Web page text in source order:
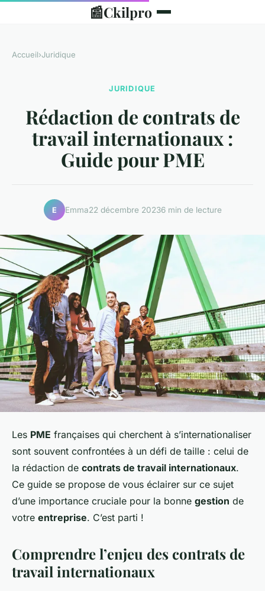
📰Ckilpro
Accueil›Juridique
JURIDIQUE
Rédaction de contrats de
travail internationaux :
Guide pour PME
E Emma22 décembre 20236 min de lecture
Les PME françaises qui cherchent à s’internationaliser
sont souvent confrontées à un défi de taille : celui de
la rédaction de contrats de travail internationaux.
Ce guide se propose de vous éclairer sur ce sujet
d’une importance cruciale pour la bonne gestion de
votre entreprise. C’est parti !
Comprendre l’enjeu des contrats de
travail internationaux